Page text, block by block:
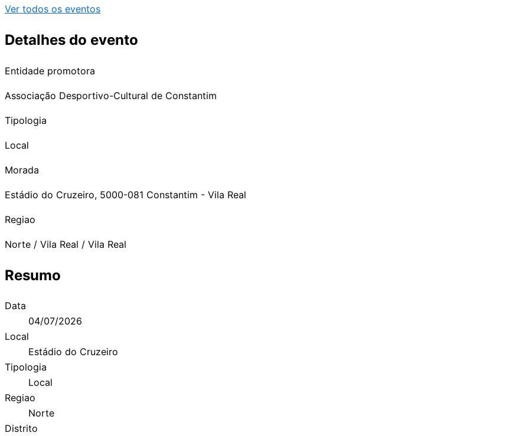
Ver todos os eventos
Detalhes do evento
Entidade promotora
Associação Desportivo-Cultural de Constantim
Tipologia
Local
Morada
Estádio do Cruzeiro, 5000-081 Constantim - Vila Real
Regiao
Norte / Vila Real / Vila Real
Resumo
Data
04/07/2026
Local
Estádio do Cruzeiro
Tipologia
Local
Regiao
Norte
Distrito